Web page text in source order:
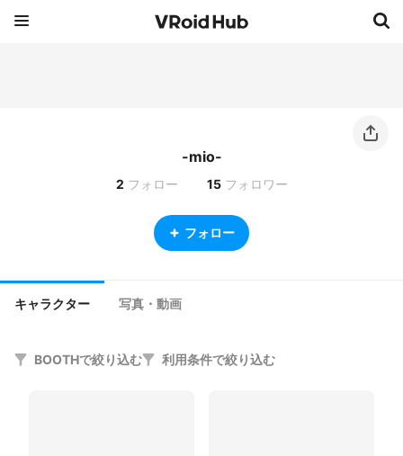
-mio-
2 フォロー 15 フォロワー
フォロー
キャラクター 写真・動画
BOOTHで絞り込む 利用条件で絞り込む